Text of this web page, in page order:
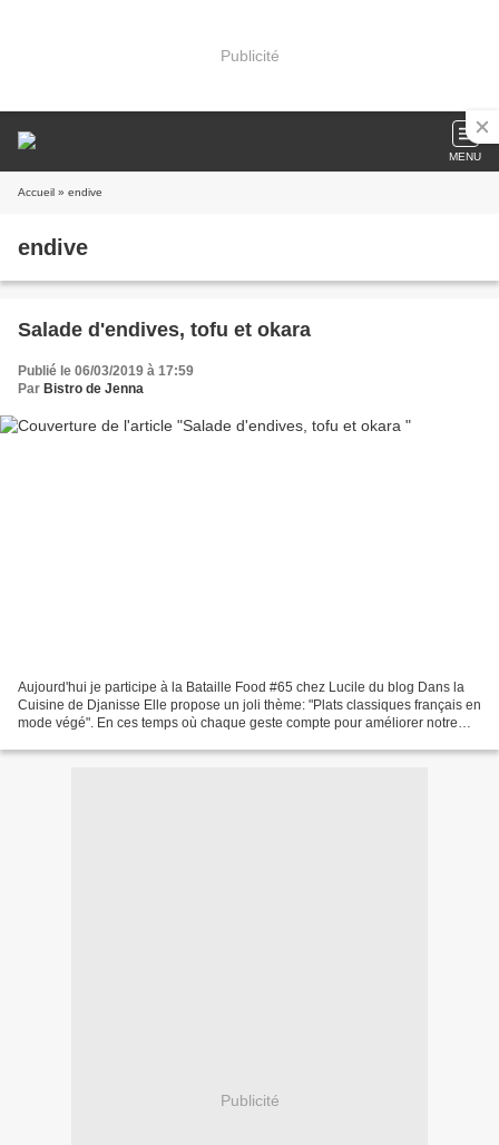
Publicité
MENU
Accueil » endive
endive
Salade d'endives, tofu et okara
Publié le 06/03/2019 à 17:59
Par Bistro de Jenna
Aujourd'hui je participe à la Bataille Food #65 chez Lucile du blog Dans la
Cuisine de Djanisse Elle propose un joli thème: "Plats classiques français en
mode végé". En ces temps où chaque geste compte pour améliorer notre
Publicité